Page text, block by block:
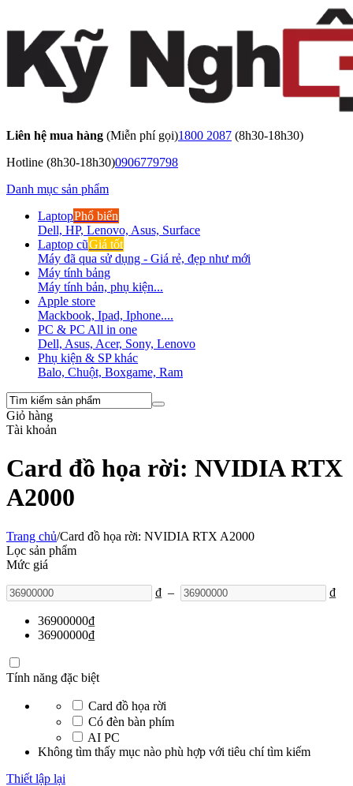
Liên hệ mua hàng (Miễn phí gọi)1800 2087 (8h30-18h30)
Hotline (8h30-18h30)0906779798
Danh mục sản phẩm
LaptopPhổ biến
Dell, HP, Lenovo, Asus, Surface
Laptop cũGiá tốt
Máy đã qua sử dụng - Giá rẻ, đẹp như mới
Máy tính bảng
Máy tính bản, phụ kiện...
Apple store
Mackbook, Ipad, Iphone....
PC & PC All in one
Dell, Asus, Acer, Sony, Lenovo
Phụ kiện & SP khác
Balo, Chuột, Boxgame, Ram
Giỏ hàng
Tài khoản
Card đồ họa rời: NVIDIA RTX
A2000
Trang chủ/Card đồ họa rời: NVIDIA RTX A2000
Lọc sản phẩm
Mức giá
₫ – ₫
36900000₫
36900000₫
Tính năng đặc biệt
Card đồ họa rời
Có đèn bàn phím
AI PC
Không tìm thấy mục nào phù hợp với tiêu chí tìm kiếm
Thiết lập lại